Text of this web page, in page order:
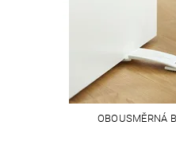
OBOUSMĚRNÁ